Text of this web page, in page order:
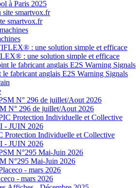
à Paris 2025
smartvox.fr
: une solution simple et efficace
le fabricant anglais E2S Warning Signals
N° 296 de juillet/Aout 2026
Protection Individuelle et Collective
- JUIN 2026
N°295 Mai-Juin 2026
- mars 2026